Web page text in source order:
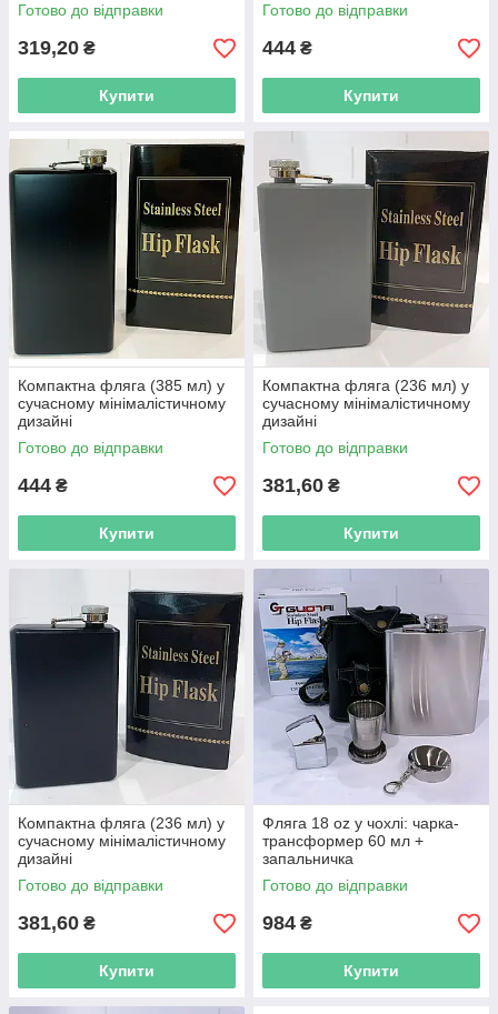
Готово до відправки
319,20 ₴
Купити
Готово до відправки
444 ₴
Купити
Компактна фляга (385 мл) у
сучасному мінімалістичному
дизайні
Готово до відправки
444 ₴
Купити
Компактна фляга (236 мл) у
сучасному мінімалістичному
дизайні
Готово до відправки
381,60 ₴
Купити
Компактна фляга (236 мл) у
сучасному мінімалістичному
дизайні
Готово до відправки
381,60 ₴
Купити
Фляга 18 oz у чохлі: чарка-
трансформер 60 мл +
запальничка
Готово до відправки
984 ₴
Купити